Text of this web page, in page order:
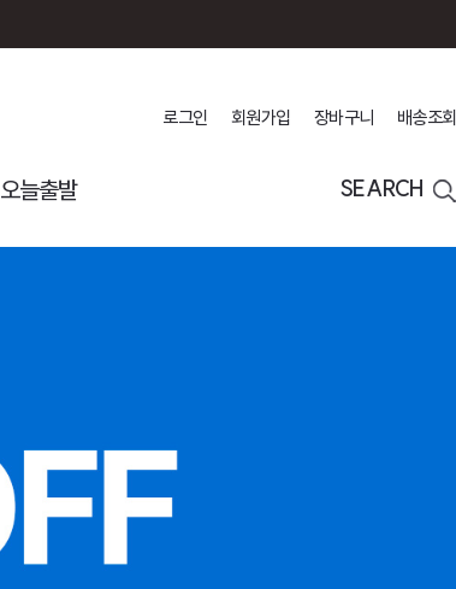
로그인 회원가입 장바구니 배송조회
오늘출발 SEARCH